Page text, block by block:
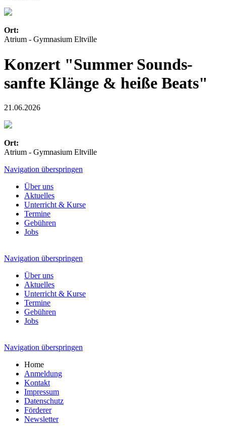
Ort:
Atrium - Gymnasium Eltville
Konzert "Summer Sounds-
sanfte Klänge & heiße Beats"
21.06.2026
Ort:
Atrium - Gymnasium Eltville
Navigation überspringen
Über uns
Aktuelles
Unterricht & Kurse
Termine
Gebühren
Jobs
Navigation überspringen
Über uns
Aktuelles
Unterricht & Kurse
Termine
Gebühren
Jobs
Navigation überspringen
Home
Anmeldung
Kontakt
Impressum
Datenschutz
Förderer
Newsletter